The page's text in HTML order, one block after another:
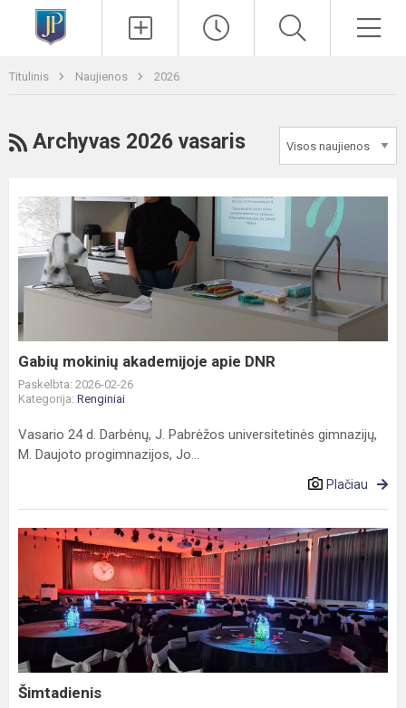
Titulinis Naujienos 2026
RSS
Archyvas 2026 vasaris
Gabių
mokinių
akademijoje
apie
DNR
Gabių mokinių akademijoje apie DNR
Paskelbta: 2026-02-26
Kategorija: Renginiai
Vasario 24 d. Darbėnų, J. Pabrėžos universitetinės gimnazijų,
M. Daujoto progimnazijos, Jo...
Plačiau
Šimtadienis
Šimtadienis